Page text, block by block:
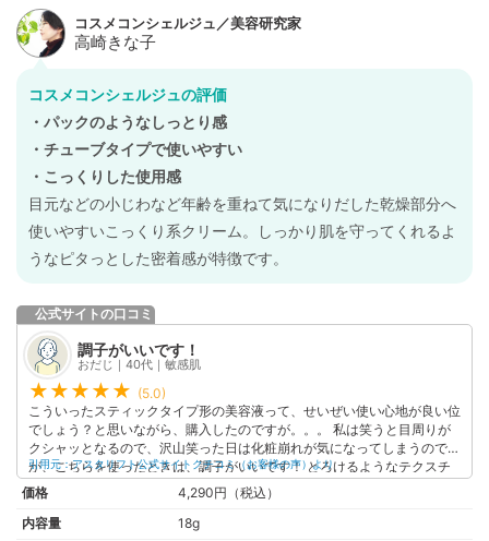
コスメコンシェルジュの評価
・パックのようなしっとり感
・チューブタイプで使いやすい
・こっくりした使用感
目元などの小じわなど年齢を重ねて気になりだした乾燥部分へ
使いやすいこっくり系クリーム。しっかり肌を守ってくれるよ
うなピタっとした密着感が特徴です。
公式サイトの口コミ
調子がいいです！
おだじ｜40代｜敏感肌
(5.0)
こういったスティックタイプ形の美容液って、せいぜい使い心地が良い位
でしょう？と思いながら、購入したのですが。。。 私は笑うと目周りが
クシャッとなるので、沢山笑った日は化粧崩れが気になってしまうのです
が、こちらを使ったときは、調子がいいです！ とろけるようなテクスチ
ャーで伸びるので、使用感も良いのが好印象です。 本当にオススメで
す！
引用元：アスタリフト公式サイトクチコミ（お客様の声）より
価格
4,290円（税込）
内容量
18g